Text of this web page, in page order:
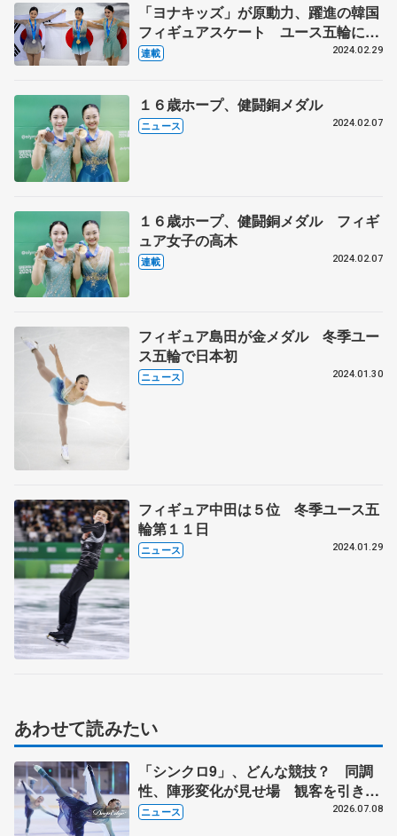
「ヨナキッズ」が原動力、躍進の韓国
フィギュアスケート ユース五輪に観
客１万２千人、普及も強化も好調
連載 2024.02.29
１６歳ホープ、健闘銅メダル
ニュース 2024.02.07
１６歳ホープ、健闘銅メダル フィギ
ュア女子の高木
連載 2024.02.07
フィギュア島田が金メダル 冬季ユー
ス五輪で日本初
ニュース 2024.01.30
フィギュア中田は５位 冬季ユース五
輪第１１日
ニュース 2024.01.29
あわせて読みたい
「シンクロ9」、どんな競技？ 同調
性、陣形変化が見せ場 観客を引き込
む魅力や迫力
ニュース 2026.07.08